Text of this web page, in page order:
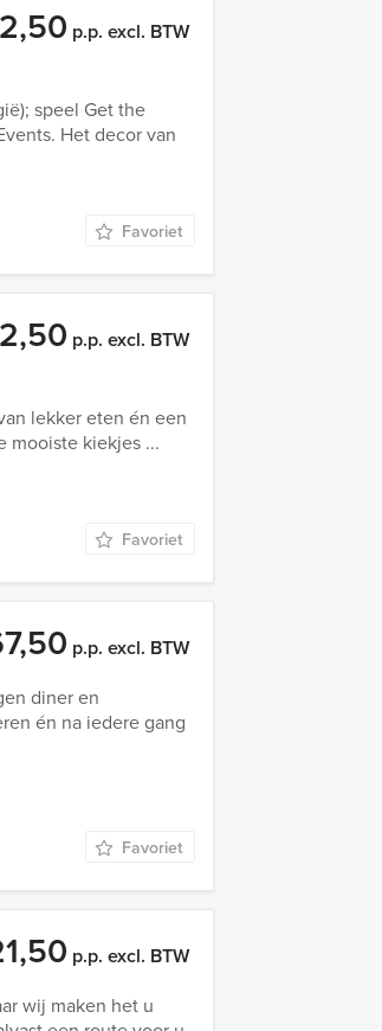
p.p. excl. BTW
speel Get the
Het decor van
Favoriet
p.p. excl. BTW
lekker eten én een
mooiste kiekjes ...
Favoriet
p.p. excl. BTW
diner en
én na iedere gang
Favoriet
p.p. excl. BTW
wij maken het u